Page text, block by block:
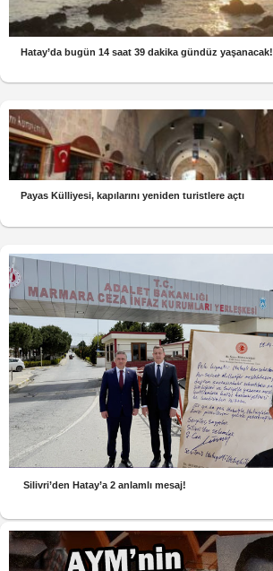
Hatay’da bugün 14 saat 39 dakika gündüz yaşanacak!
Payas Külliyesi, kapılarını yeniden turistlere açtı
Silivri’den Hatay’a 2 anlamlı mesaj!